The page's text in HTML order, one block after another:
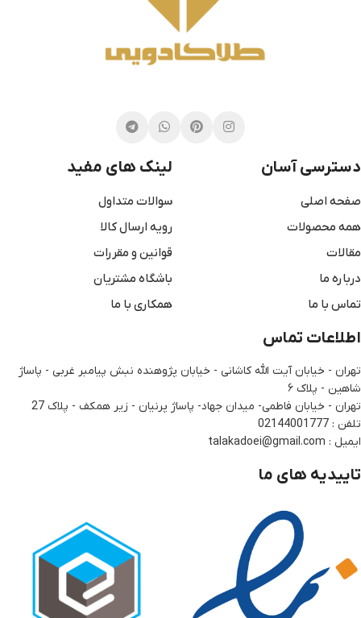
دسترسی آسان
صفحه اصلی
همه محصولات
مقالات
درباره ما
تماس با ما
لینک های مفید
سوالات متداول
رویه ارسال کالا
قوانین و مقررات
باشگاه مشتریان
همکاری با ما
اطلاعات تماس
تهران - خیابان آیت الله کاشانی - خیابان پژوهنده نبش پیامبر غربی - پاساژ
شاهین - پلاک ۶
تهران - خیابان فاطمی- میدان جهاد- پاساژ پرنیان - زیر همکف - پلاک 27
تلفن : 02144001777
ایمیل : talakadoei@gmail.com
تاییدیه های ما